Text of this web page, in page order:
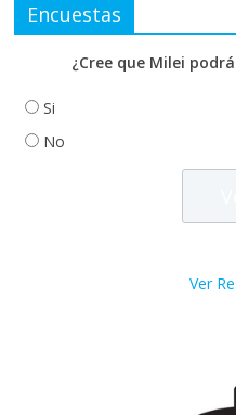
Encuestas
¿Cree que Milei
Si
No
Ver